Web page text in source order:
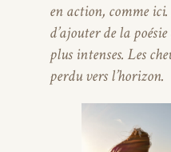
en action, comme
d’ajouter de la
plus intenses. Les
perdu vers l’horizon.